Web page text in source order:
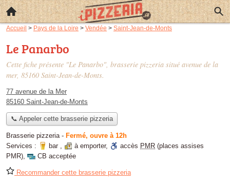
Accueil > Pays de la Loire > Vendée > Saint-Jean-de-Monts
Le Panarbo
Cette fiche présente "Le Panarbo", brasserie pizzeria situé avenue de la
mer, 85160 Saint-Jean-de-Monts.
77 avenue de la Mer
85160 Saint-Jean-de-Monts
📞 Appeler cette brasserie pizzeria
Brasserie pizzeria- Fermé, ouvre à 12h
Services :
bar , à emporter, accès PMR (places assises
PMR), CB acceptée
Recommander cette brasserie pizzeria